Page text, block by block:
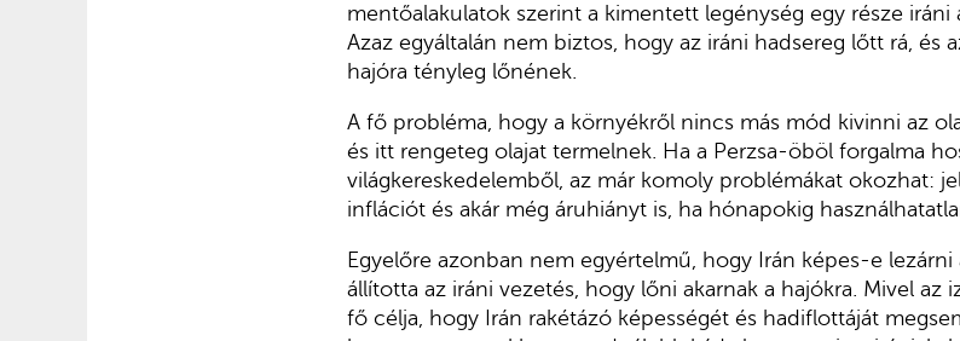
mentőalakulatok szerint a kimentett legénység egy része iráni
Azaz egyáltalán nem biztos, hogy az iráni hadsereg lőtt rá, és
hajóra tényleg lőnének.
A fő probléma, hogy a környékről nincs más mód kivinni az
és itt rengeteg olajat termelnek. Ha a Perzsa-öböl forgalma
világkereskedelemből, az már komoly problémákat okozhat:
inflációt és akár még áruhiányt is, ha hónapokig
Egyelőre azonban nem egyértelmű, hogy Irán képes-e lezárni
állította az iráni vezetés, hogy lőni akarnak a hajókra. Mivel az
fő célja, hogy Irán rakétázó képességét és hadiflottáját